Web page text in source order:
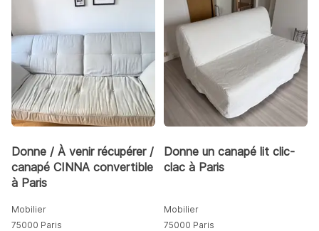
Donne / À venir récupérer /
canapé CINNA convertible
à Paris
Mobilier
75000 Paris
Donne un canapé lit clic-
clac à Paris
Mobilier
75000 Paris